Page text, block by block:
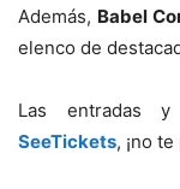
Además, Babel
elenco de
Las entradas
SeeTickets, ¡no